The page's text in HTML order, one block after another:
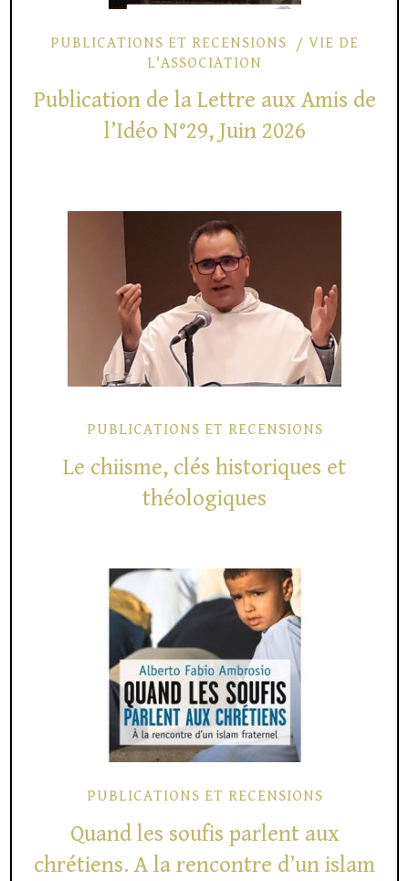
PUBLICATIONS ET RECENSIONS
VIE DE
L'ASSOCIATION
Publication de la Lettre aux Amis de
l’Idéo N°29, Juin 2026
PUBLICATIONS ET RECENSIONS
Le chiisme, clés historiques et
théologiques
PUBLICATIONS ET RECENSIONS
Quand les soufis parlent aux
chrétiens. A la rencontre d’un islam